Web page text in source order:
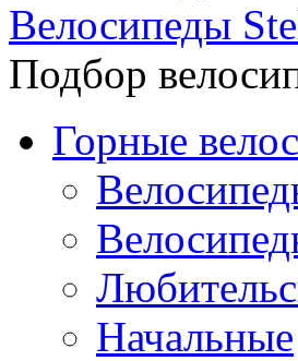
Велосипеды
Подбор
Горные
Начальные